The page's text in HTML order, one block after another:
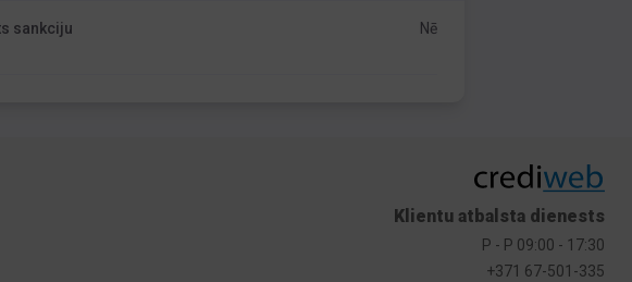
sankciju
Nē
Klientu atbalsta dienests
P - P 09:00 - 17:30
+371 67-501-335